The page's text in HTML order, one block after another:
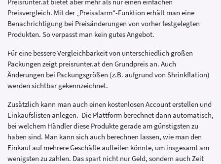
Preisvergleich. Mit der „Preisalarm“-Funktion erhält man eine
Benachrichtigung bei Preisänderungen von vorher festgelegten
Produkten. So verpasst man kein gutes Angebot.
Für eine bessere Vergleichbarkeit von unterschiedlich großen
Packungen zeigt preisrunter.at den Grundpreis an. Auch
Änderungen bei Packungsgrößen (z.B. aufgrund von Shrinkflation)
werden sichtbar gekennzeichnet.
Zusätzlich kann man auch einen kostenlosen Account erstellen und
Einkaufslisten anlegen. Die Plattform berechnet dann automatisch,
bei welchem Händler diese Produkte gerade am günstigsten zu
haben sind. Man kann sich auch berechnen lassen, wie man den
Einkauf auf mehrere Geschäfte aufteilen könnte, um insgesamt am
wenigsten zu zahlen. Das spart nicht nur Geld, sondern auch Zeit